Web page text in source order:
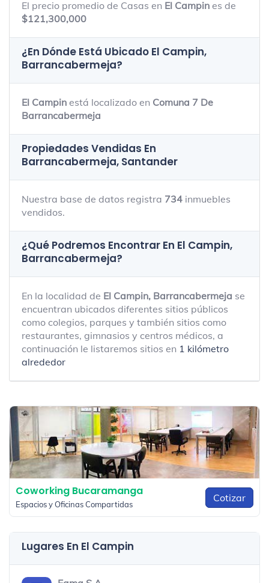
El precio promedio de Casas en El Campin es de
$121,300,000
¿En Dónde Está Ubicado El Campin,
Barrancabermeja?
El Campin está localizado en Comuna 7 De
Barrancabermeja
Propiedades Vendidas En
Barrancabermeja, Santander
Nuestra base de datos registra 734 inmuebles
vendidos.
¿Qué Podremos Encontrar En El Campin,
Barrancabermeja?
En la localidad de El Campin, Barrancabermeja se
encuentran ubicados diferentes sitios públicos
como colegios, parques y también sitios como
restaurantes, gimnasios y centros médicos, a
continuación le listaremos sitios en 1 kilómetro
alrededor
Coworking Bucaramanga
Espacios y Oficinas Compartidas
Cotizar
Lugares En El Campin